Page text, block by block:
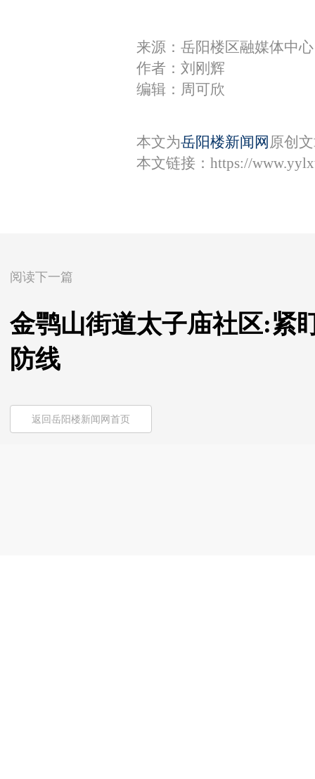
来源：岳阳楼区融媒体中心
作者：刘刚辉
编辑：周可欣
本文为岳阳楼新闻网 原创
本文链接： https://
阅读下一篇
金鹗山街道太子庙社区:紧
防线
返回岳阳楼新闻网首页